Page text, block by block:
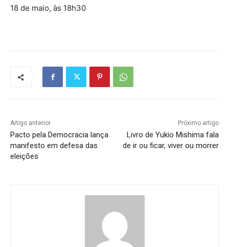
18 de maio, às 18h30
Artigo anterior
Pacto pela Democracia lança
manifesto em defesa das
eleições
Próximo artigo
Livro de Yukio Mishima fala
de ir ou ficar, viver ou morrer